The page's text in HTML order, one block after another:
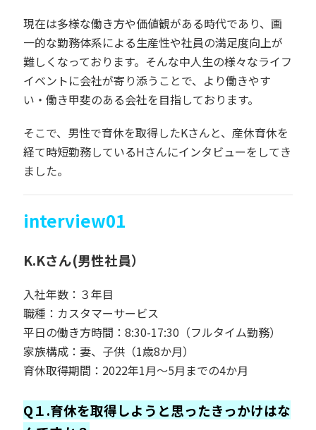
現在は多様な働き方や価値観がある時代であり、画
一的な勤務体系による生産性や社員の満足度向上が
難しくなっております。そんな中人生の様々なライフ
イベントに会社が寄り添うことで、より働きやす
い・働き甲斐のある会社を目指しております。
そこで、男性で育休を取得したKさんと、産休育休を
経て時短勤務しているHさんにインタビューをしてき
ました。
interview01
K.Kさん(男性社員）
入社年数：３年目
職種：カスタマーサービス
平日の働き方時間：8:30-17:30（フルタイム勤務）
家族構成：妻、子供（1歳8か月）
育休取得期間：2022年1月～5月までの4か月
Q１.育休を取得しようと思ったきっかけはな